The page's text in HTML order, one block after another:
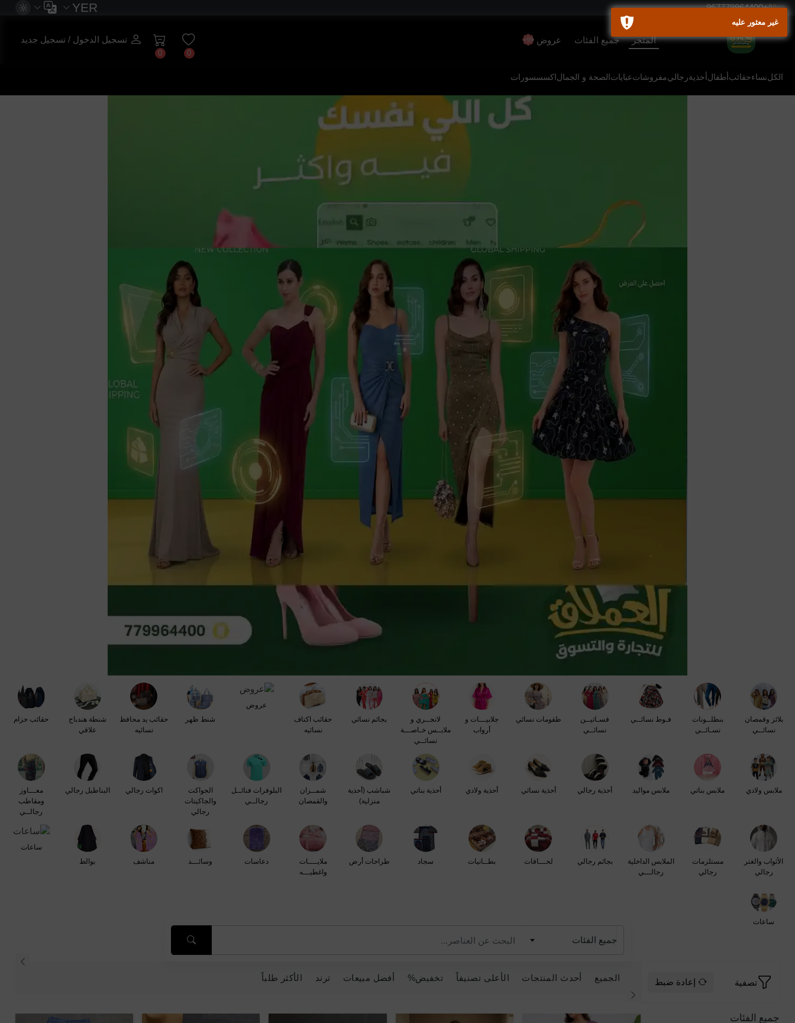
+967779964400
YER
المتجر جميع الفئات عروض 99+
0
0
تسجيل الدخول / تسجيل جديد
الكلنساءحقائب أطفال أحذيةرجاليمفروشاتعبايات الصحة و الجمال اكسسسورات
بلائز وقمصان
نسائــي
بنطلــونات
نسـائــي
فـوط نسائــي
فسـاتيــن
نسائــي
طقومات نسائي
جلابيـــات و
أرواب
لانجــري و
ملابــس خـاصـــة
نسائــي
بجائم نسائي
حقائب اكتاف
نسائيه
عروض
شنط ظهر
حقائب يد محافظ
نسائيه
شنطة هندباج
علاقي
حقائب حزام
ملابس ولادي ملابس بناتي ملابس مواليد أحذية رجالي أحذية نسائي أحذية ولادي أحذية بناتي
شباشب (أحذية
منزلية)
شمــزان
والقمصان
البلوفرات فنائــل
رجالــي
الجواكت
والجاكيتات
رجالي
اكوات رجالي البناطيل رجالي
معـــاوز
ومقاطب
رجالــي
الأثواب والغتر
رجالي
مستلزمات
رجالي
الملابس الداخلية
رجالـــي
بجائم رجالي لحـــافات بطــانيات سجاد طراحات أرض
ملايــــات
واغطيـــه
دعاسات وسائـــد مناشف بوالط
ساعات
ساعات
جميع الفئات
تصفية
جميع الفئات
الجميع أحدث المنتجات الأعلى تصنيفاً تخفيض% أفضل مبيعات ترند الأكثر طلباً
غير معثور عليه